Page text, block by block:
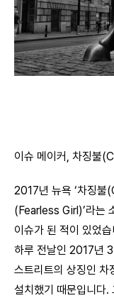
이슈 메이커, 차징불
2017년 뉴욕 ‘차징불
(Fearless Girl)’라는
이슈가 된 적이 있었
하루 전날인 2017년
스트리트의 상징인 차
설치했기 때문입니다.